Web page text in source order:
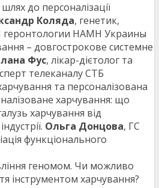
до персоналізації
Коляда, генетик,
геронтологии НАМН Украины
– довгострокове системне
Фус, лікар-дієтолог та
телеканалу СТБ
та персоналізована
харчування: що
харчування від
Ольга Донцова, ГС
функціонального
геномом. Чи можливо
інструментом харчування?